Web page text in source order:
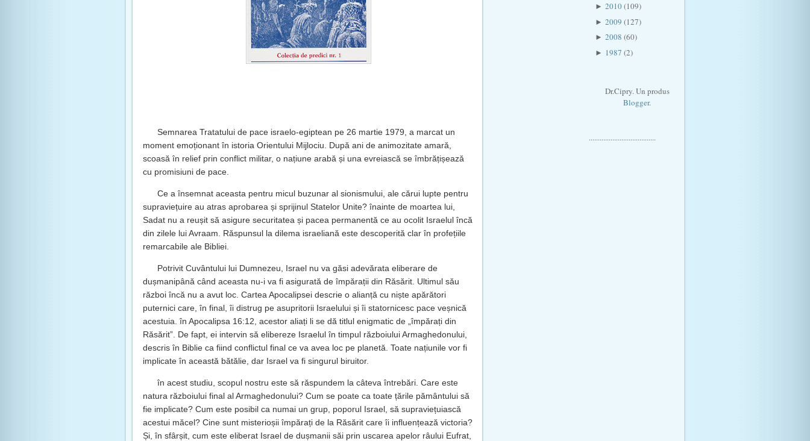
Semnarea Tratatului de pace israelo-egiptean pe 26 martie 1979, a marcat un
moment emoționant în istoria Orientului Mijlociu. După ani de animozitate amară,
scoasă în relief prin conflict militar, o națiune arabă și una evreiască se îmbrățișează
cu promisiuni de pace.
Ce a însemnat aceasta pentru micul buzunar al sionismului, ale cărui lupte pentru
supraviețuire au atras aprobarea și sprijinul Statelor Unite? înainte de moartea lui,
Sadat nu a reușit să asigure securitatea și pacea permanentă ce au ocolit Israelul încă
din zilele lui Avraam. Răspunsul la dilema israeliană este descoperită clar în profețiile
remarcabile ale Bibliei.
Potrivit Cuvântului lui Dumnezeu, Israel nu va găsi adevărata eliberare de
dușmanipână când aceasta nu-i va fi asigurată de împărații din Răsărit. Ultimul său
război încă nu a avut loc. Cartea Apocalipsei descrie o alianță cu niște apărători
puternici care, în final, îi distrug pe asupritorii Israelului și îi statornicesc pace veșnică
acestuia. în Apocalipsa 16:12, acestor aliați li se dă titlul enigmatic de „împărați din
Răsărit”. De fapt, ei intervin să elibereze Israelul în timpul războiului Armaghedonului,
descris în Biblie ca fiind conflictul final ce va avea loc pe planetă. Toate națiunile vor fi
implicate în această bătălie, dar Israel va fi singurul biruitor.
în acest studiu, scopul nostru este să răspundem la câteva întrebări. Care este
natura războiului final al Armaghedonului? Cum se poate ca toate țările pământului să
fie implicate? Cum este posibil ca numai un grup, poporul Israel, să supraviețuiască
acestui măcel? Cine sunt misterioșii împărați de la Răsărit care îi influențează victoria?
Și, în sfârșit, cum este eliberat Israel de dușmanii săi prin uscarea apelor râului Eufrat,
► 2010(109)
► 2009 (127)
► 2008 (60)
► 1987 (2)
Dr.Cipry. Un produs
Blogger.
.....................................